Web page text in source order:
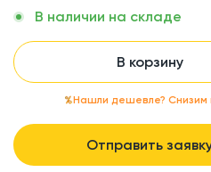
В наличии на складе
В корзину
Нашли дешевле? Снизим
Отправить